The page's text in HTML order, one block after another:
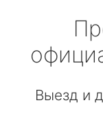
Выезд и